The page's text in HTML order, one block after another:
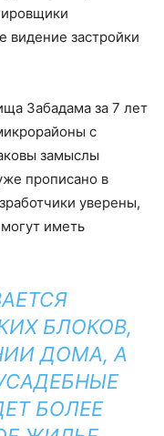
видение застройки
Забадама за 7 лет
с
замыслы
прописано в
уверены,
иметь
БЛОКОВ,
ДОМА, А
БОЛЕЕ